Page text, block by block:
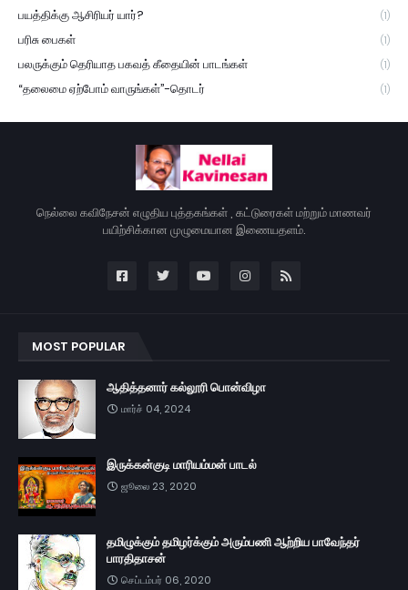
பயத்திக்கு ஆசிரியர் யார்? (1)
பரிசு பைகள் (1)
பலருக்கும் தெரியாத பகவத் கீதையின் பாடங்கள் (1)
“தலைமை ஏற்போம் வாருங்கள்”-தொடர் (1)
நெல்லை கவிநேசன் எழுதிய புத்தகங்கள் , கட்டுரைகள் மற்றும் மாணவர்
பயிற்சிக்கான முழுமையான இணையதளம்.
MOST POPULAR
ஆதித்தனார் கல்லூரி பொன்விழா
மார்ச் 04, 2024
இருக்கன்குடி மாரியம்மன் பாடல்
ஜூலை 23, 2020
தமிழுக்கும் தமிழர்க்கும் அரும்பணி ஆற்றிய பாவேந்தர்
பாரதிதாசன்
செப்டம்பர் 06, 2020